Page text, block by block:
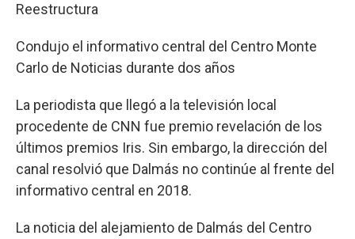
Reestructura
Condujo el informativo central del Centro Monte
Carlo de Noticias durante dos años
La periodista que llegó a la televisión local
procedente de CNN fue premio revelación de los
últimos premios Iris. Sin embargo, la dirección del
canal resolvió que Dalmás no continúe al frente del
informativo central en 2018.
La noticia del alejamiento de Dalmás del Centro